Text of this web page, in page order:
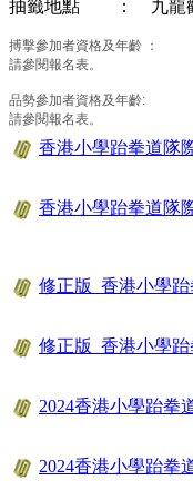
抽籤地點 ： 九龍觀
搏擊參加者資格及年齡 ：
請參閱報名表。
品勢參加者資格及年齡:
請參閱報名表。
香港小學跆拳道隊
香港小學跆拳道隊
修正版_香港小學
修正版_香港小學
2024香港小學跆拳
2024香港小學跆拳